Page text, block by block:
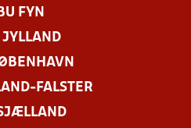
FYN
JYLLAND
FALSTER